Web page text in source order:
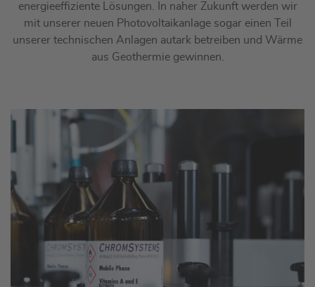
energieeffiziente Lösungen. In naher Zukunft werden wir
mit unserer neuen Photovoltaikanlage sogar einen Teil
unserer technischen Anlagen autark betreiben und Wärme
aus Geothermie gewinnen.